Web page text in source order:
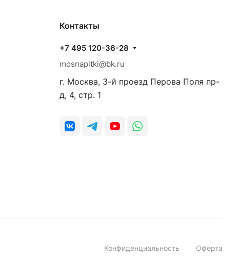
Контакты
+7 495 120-36-28
mosnapitki@bk.ru
г. Москва, 3-й проезд Перова Поля пр-
д, 4, стр. 1
Конфиденциальность Оферта